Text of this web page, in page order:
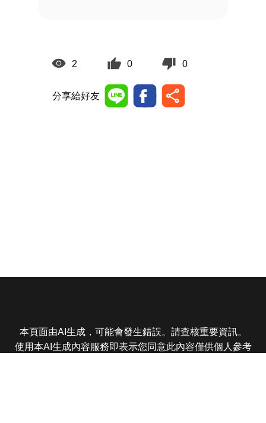
2 0 0
分享給好友
本頁面由AI生成，可能會發生錯誤。請查核重要資訊。
使用本AI生成內容服務即表示您同意此內容僅供個人參考